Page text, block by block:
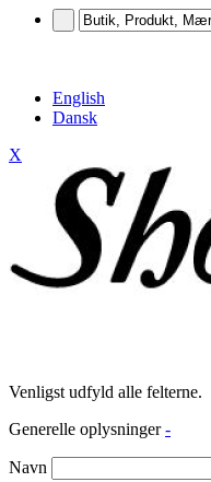
English
Dansk
X
Venligst udfyld alle felterne.
Generelle oplysninger -
Navn